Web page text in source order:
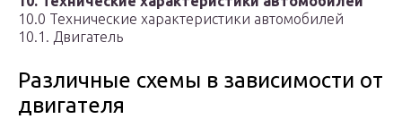
10.0 Технические характеристики автомобилей
10.1. Двигатель
Различные схемы в зависимости от
двигателя